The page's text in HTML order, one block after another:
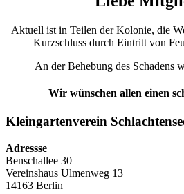
Aktuell ist in Teilen der Kolonie, die
Kurzschluss durch Eintritt von
An der Behebung des Schadens
Wir wünschen allen einen
Kleingartenverein
Adressse
Benschallee 30
Vereinshaus Ulmenweg 13
14163 Berlin